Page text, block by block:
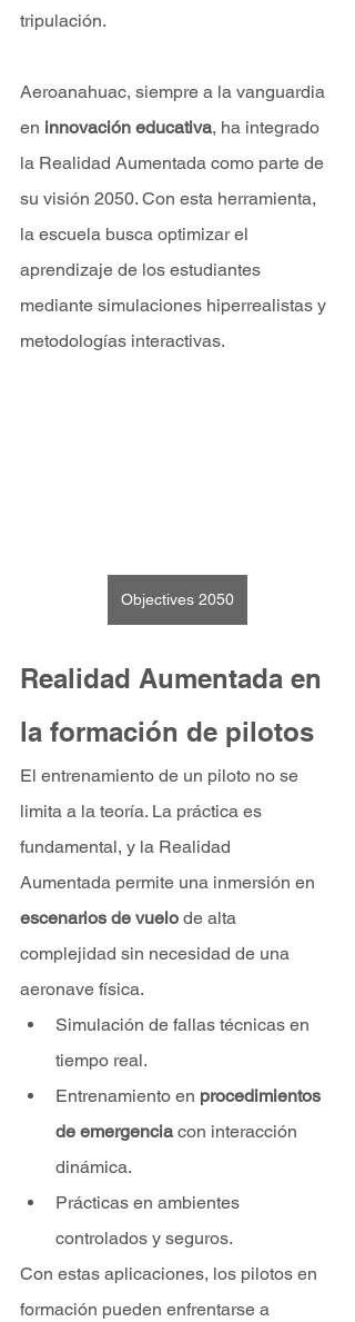
tripulación.
Aeroanahuac, siempre a la vanguardia
en innovación educativa, ha integrado
la Realidad Aumentada como parte de
su visión 2050. Con esta herramienta,
la escuela busca optimizar el
aprendizaje de los estudiantes
mediante simulaciones hiperrealistas y
metodologías interactivas.
Objectives 2050
Realidad Aumentada en
la formación de pilotos
El entrenamiento de un piloto no se
limita a la teoría. La práctica es
fundamental, y la Realidad
Aumentada permite una inmersión en
escenarios de vuelo de alta
complejidad sin necesidad de una
aeronave física.
Simulación de fallas técnicas en
tiempo real.
Entrenamiento en procedimientos
de emergencia con interacción
dinámica.
Prácticas en ambientes
controlados y seguros.
Con estas aplicaciones, los pilotos en
formación pueden enfrentarse a